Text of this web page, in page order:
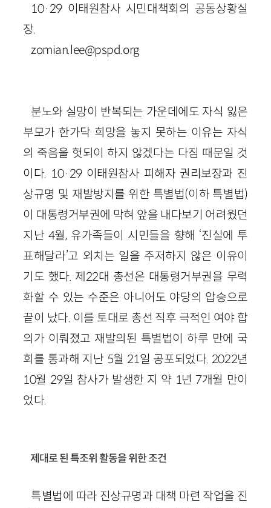
10·29 이태원참사 시민대책회의 공동상황실
장.
zomian.lee@pspd.org
분노와 실망이 반복되는 가운데에도 자식 잃은
부모가 한가닥 희망을 놓지 못하는 이유는 자식
의 죽음을 헛되이 하지 않겠다는 다짐 때문일 것
이다. 10·29 이태원참사 피해자 권리보장과 진
상규명 및 재발방지를 위한 특별법(이하 특별법)
이 대통령거부권에 막혀 앞을 내다보기 어려웠던
지난 4월, 유가족들이 시민들을 향해 ‘진실에 투
표해달라’고 외치는 일을 주저하지 않은 이유이
기도 했다. 제22대 총선은 대통령거부권을 무력
화할 수 있는 수준은 아니어도 야당의 압승으로
끝이 났다. 이를 토대로 총선 직후 극적인 여야 합
의가 이뤄졌고 재발의된 특별법이 하루 만에 국
회를 통과해 지난 5월 21일 공포되었다. 2022년
10월 29일 참사가 발생한 지 약 1년 7개월 만이
었다.
제대로 된 특조위 활동을 위한 조건
특별법에 따라 진상규명과 대책 마련 작업을 진